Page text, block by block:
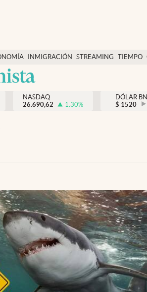
INMIGRACIÓN STREAMING TIEMPO
México
NASDAQ
26.690,62
1.30%
DÓLAR
$ 1520